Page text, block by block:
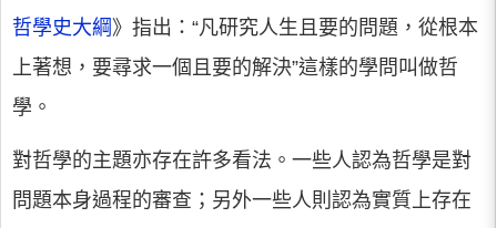
哲學史大綱 》指出：“凡研究人生且要的問題，從根本
上著想，要尋求一個且要的解決”這樣的學問叫做哲
學。
對哲學的主題亦存在許多看法。一些人認為哲學是對
問題本身過程的審查；另外一些人則認為實質上存在